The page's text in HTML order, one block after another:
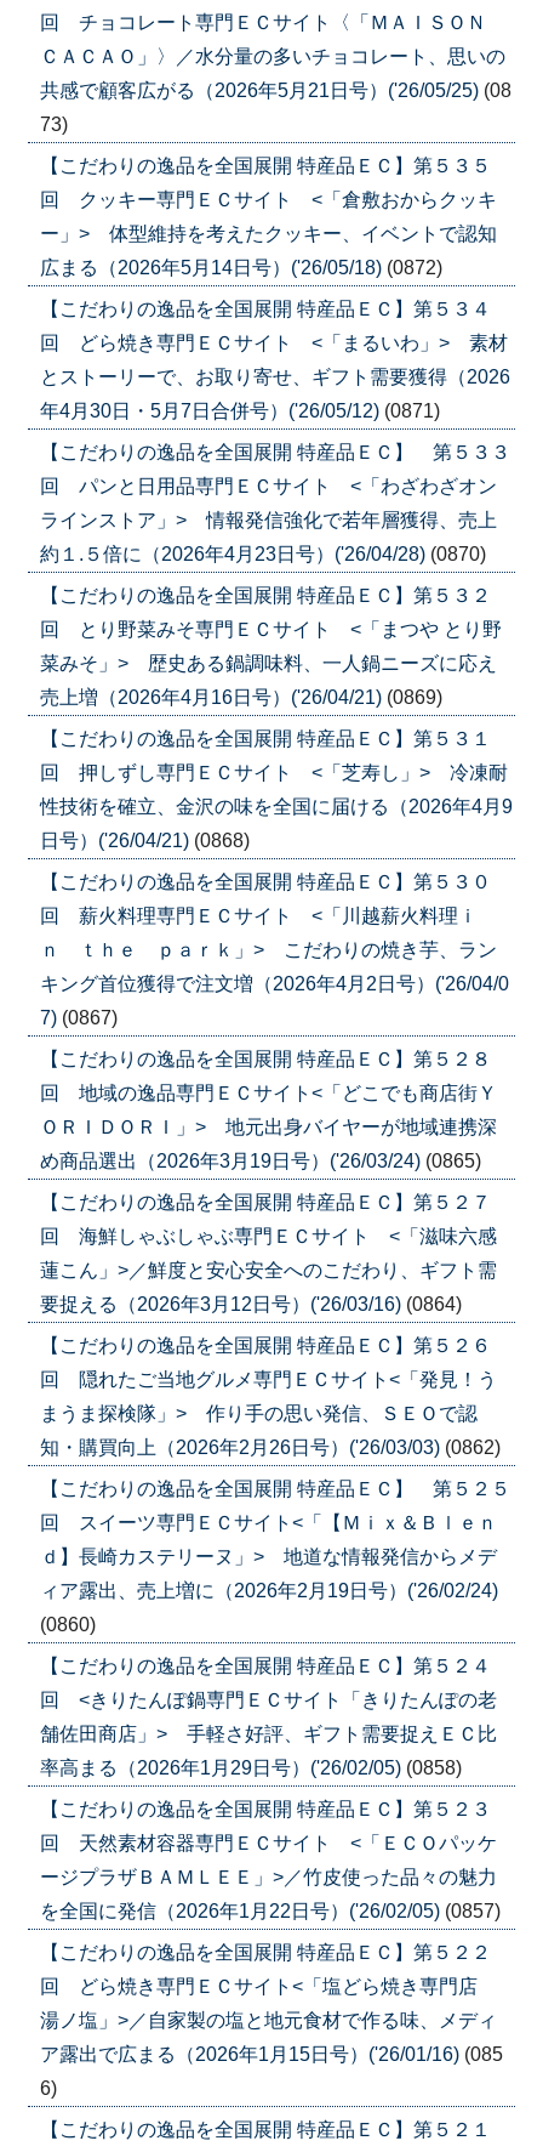
回 チョコレート専門ＥＣサイト〈「ＭＡＩＳＯＮ
ＣＡＣＡＯ」〉／水分量の多いチョコレート、思いの
共感で顧客広がる（2026年5月21日号）('26/05/25) (08
73)
【こだわりの逸品を全国展開 特産品ＥＣ】第５３５
回 クッキー専門ＥＣサイト <「倉敷おからクッキ
ー」> 体型維持を考えたクッキー、イベントで認知
広まる（2026年5月14日号）('26/05/18) (0872)
【こだわりの逸品を全国展開 特産品ＥＣ】第５３４
回 どら焼き専門ＥＣサイト <「まるいわ」> 素材
とストーリーで、お取り寄せ、ギフト需要獲得（2026
年4月30日・5月7日合併号）('26/05/12) (0871)
【こだわりの逸品を全国展開 特産品ＥＣ】 第５３３
回 パンと日用品専門ＥＣサイト <「わざわざオン
ラインストア」> 情報発信強化で若年層獲得、売上
約１.５倍に（2026年4月23日号）('26/04/28) (0870)
【こだわりの逸品を全国展開 特産品ＥＣ】第５３２
回 とり野菜みそ専門ＥＣサイト <「まつや とり野
菜みそ」> 歴史ある鍋調味料、一人鍋ニーズに応え
売上増（2026年4月16日号）('26/04/21) (0869)
【こだわりの逸品を全国展開 特産品ＥＣ】第５３１
回 押しずし専門ＥＣサイト <「芝寿し」> 冷凍耐
性技術を確立、金沢の味を全国に届ける（2026年4月9
日号）('26/04/21) (0868)
【こだわりの逸品を全国展開 特産品ＥＣ】第５３０
回 薪火料理専門ＥＣサイト <「川越薪火料理ｉ
ｎ ｔｈｅ ｐａｒｋ」> こだわりの焼き芋、ラン
キング首位獲得で注文増（2026年4月2日号）('26/04/0
7) (0867)
【こだわりの逸品を全国展開 特産品ＥＣ】第５２８
回 地域の逸品専門ＥＣサイト<「どこでも商店街Ｙ
ＯＲＩＤＯＲＩ」> 地元出身バイヤーが地域連携深
め商品選出（2026年3月19日号）('26/03/24) (0865)
【こだわりの逸品を全国展開 特産品ＥＣ】第５２７
回 海鮮しゃぶしゃぶ専門ＥＣサイト <「滋味六感
蓮こん」>／鮮度と安心安全へのこだわり、ギフト需
要捉える（2026年3月12日号）('26/03/16) (0864)
【こだわりの逸品を全国展開 特産品ＥＣ】第５２６
回 隠れたご当地グルメ専門ＥＣサイト<「発見！う
まうま探検隊」> 作り手の思い発信、ＳＥＯで認
知・購買向上（2026年2月26日号）('26/03/03) (0862)
【こだわりの逸品を全国展開 特産品ＥＣ】 第５２５
回 スイーツ専門ＥＣサイト<「【Ｍｉｘ＆Ｂｌｅｎ
ｄ】長崎カステリーヌ」> 地道な情報発信からメデ
ィア露出、売上増に（2026年2月19日号）('26/02/24)
(0860)
【こだわりの逸品を全国展開 特産品ＥＣ】第５２４
回 <きりたんぽ鍋専門ＥＣサイト「きりたんぽの老
舗佐田商店」> 手軽さ好評、ギフト需要捉えＥＣ比
率高まる（2026年1月29日号）('26/02/05) (0858)
【こだわりの逸品を全国展開 特産品ＥＣ】第５２３
回 天然素材容器専門ＥＣサイト <「ＥＣＯパッケ
ージプラザＢＡＭＬＥＥ」>／竹皮使った品々の魅力
を全国に発信（2026年1月22日号）('26/02/05) (0857)
【こだわりの逸品を全国展開 特産品ＥＣ】第５２２
回 どら焼き専門ＥＣサイト<「塩どら焼き専門店
湯ノ塩」>／自家製の塩と地元食材で作る味、メディ
ア露出で広まる（2026年1月15日号）('26/01/16) (085
6)
【こだわりの逸品を全国展開 特産品ＥＣ】第５２１